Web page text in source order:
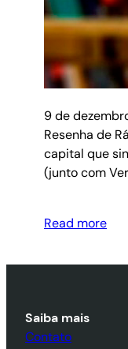
9 de
Resenha de
capital que
(junto com
Read more
Saiba mais
Contato